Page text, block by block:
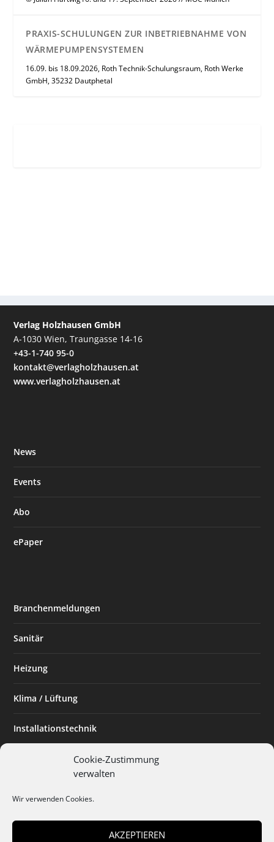
Cookie-Zustimmung
verwalten
Wir verwenden Cookies.
AKZEPTIEREN
PRAXIS-SCHULUNGEN ZUR INBETRIEBNAHME VON
WÄRMEPUMPENSYSTEMEN
16.09. bis 18.09.2026, Roth Technik-Schulungsraum, Roth Werke
GmbH, 35232 Dautphetal
Verlag Holzhausen GmbH
A-1030 Wien, Traungasse 14-16
+43-1-740 95-0
kontakt@verlagholzhausen.at
www.verlagholzhausen.at
News
Events
Abo
ePaper
Branchenmeldungen
Sanitär
Heizung
Klima / Lüftung
Installationstechnik
Planen & Bauen
Installateur des Monats